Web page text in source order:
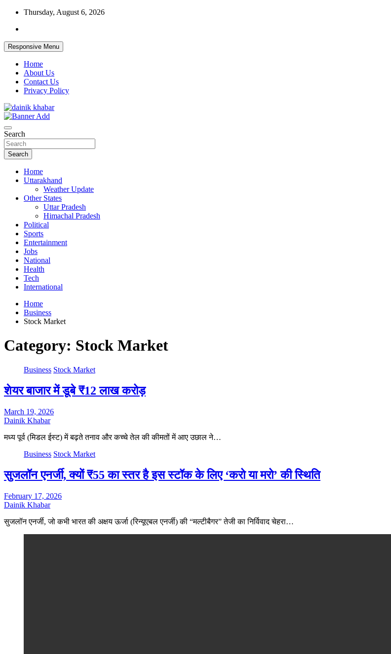
Skip
content
Thursday, August 6, 2026
Responsive Menu
Home
About Us
Contact Us
Privacy Policy
Dainikkhabar.in – Uttarakhand Daily Hindi News Website
Search
Search
Home
Uttarakhand
Weather Update
Other States
Uttar Pradesh
Himachal Pradesh
Political
Sports
Entertainment
Jobs
National
Health
Tech
International
Home
Business
Stock Market
Category: Stock Market
Business Stock Market
शेयर बाजार में डूबे ₹12 लाख करोड़
March 19, 2026
Dainik Khabar
मध्य पूर्व (मिडल ईस्ट) में बढ़ते तनाव और कच्चे तेल की कीमतों में आए उछाल ने…
Business Stock Market
सुजलॉन एनर्जी, क्यों ₹55 का स्तर है इस स्टॉक के लिए ‘करो या मरो’ की स्थिति
February 17, 2026
Dainik Khabar
सुजलॉन एनर्जी, जो कभी भारत की अक्षय ऊर्जा (रिन्यूएबल एनर्जी) की “मल्टीबैगर” तेजी का निर्विवाद चेहरा…